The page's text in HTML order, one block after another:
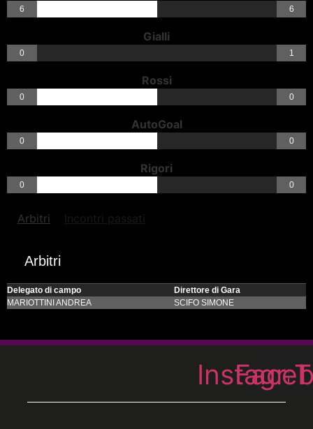
6 6
Gialli
0 1
Rossi
0 0
AutoGoal
0 0
Rigori
0 0
Arbitri Incontri passati
Arbitri
Delegato di campo
Direttore di Gara
MARIOTTINI ANDREA
SCIFO SIMONE